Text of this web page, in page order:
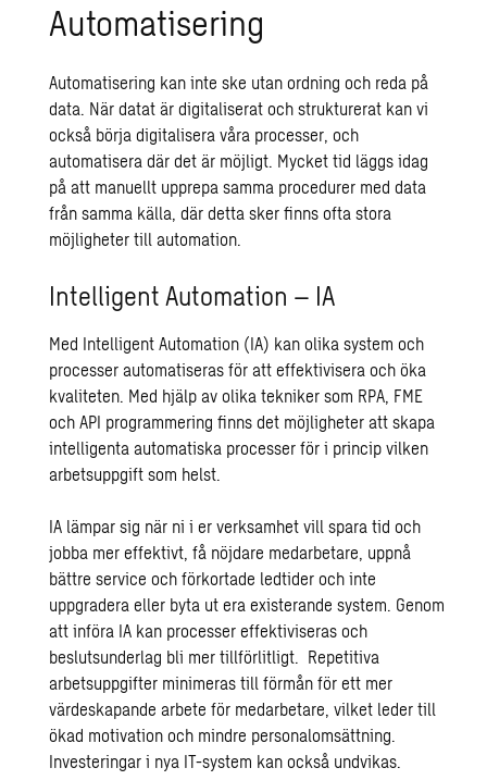
Automatisering
Automatisering kan inte ske utan ordning och reda på
data. När datat är digitaliserat och strukturerat kan vi
också börja digitalisera våra processer, och
automatisera där det är möjligt. Mycket tid läggs idag
på att manuellt upprepa samma procedurer med data
från samma källa, där detta sker finns ofta stora
möjligheter till automation.
Intelligent Automation – IA
Med Intelligent Automation (IA) kan olika system och
processer automatiseras för att effektivisera och öka
kvaliteten. Med hjälp av olika tekniker som RPA, FME
och API programmering finns det möjligheter att skapa
intelligenta automatiska processer för i princip vilken
arbetsuppgift som helst.
IA lämpar sig när ni i er verksamhet vill spara tid och
jobba mer effektivt, få nöjdare medarbetare, uppnå
bättre service och förkortade ledtider och inte
uppgradera eller byta ut era existerande system. Genom
att införa IA kan processer effektiviseras och
beslutsunderlag bli mer tillförlitligt. Repetitiva
arbetsuppgifter minimeras till förmån för ett mer
värdeskapande arbete för medarbetare, vilket leder till
ökad motivation och mindre personalomsättning.
Investeringar i nya IT-system kan också undvikas.